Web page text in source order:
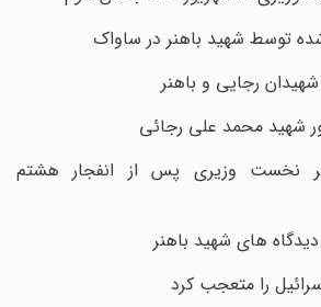
شهید باهنر در ساواک
رجایی و باهنر
محمد علی رجائی
وزیری پس از انفجار هشتم
های شهید باهنر
را متعجب کرد